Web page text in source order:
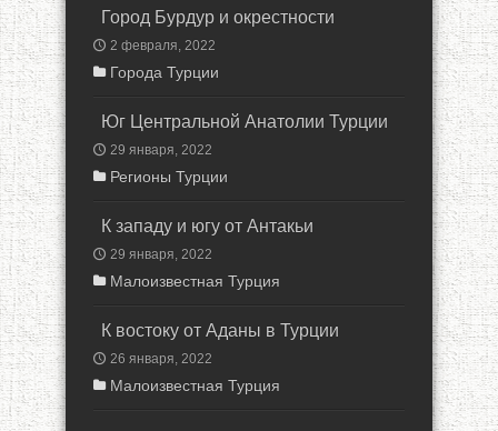
Город Бурдур и окрестности
2 февраля, 2022
Города Турции
Юг Центральной Анатолии Турции
29 января, 2022
Регионы Турции
К западу и югу от Антакьи
29 января, 2022
Малоизвестная Турция
К востоку от Аданы в Турции
26 января, 2022
Малоизвестная Турция